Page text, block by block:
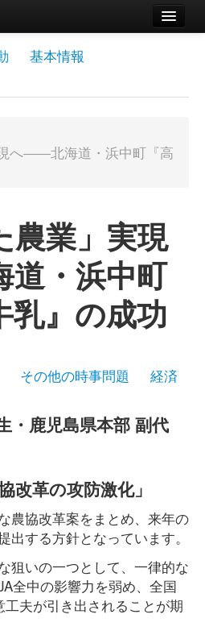
基本情報
へ――北海道・浜中町『高
農業」実現
・浜中町
乳』の成功
その他の時事問題
経済
・鹿児島県本部 副代
革の攻防激化」
農協改革案をまとめ、来年の
出する方針となっています。
狙いの一つとして、一律的な
全中の影響力を弱め、全国
夫が引き出されることが期